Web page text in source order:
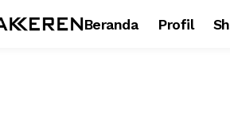
Beranda Profil